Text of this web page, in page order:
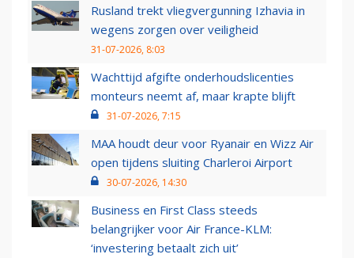
Rusland trekt vliegvergunning Izhavia in
wegens zorgen over veiligheid
31-07-2026, 8:03
Wachttijd afgifte onderhoudslicenties
monteurs neemt af, maar krapte blijft
31-07-2026, 7:15
MAA houdt deur voor Ryanair en Wizz Air
open tijdens sluiting Charleroi Airport
30-07-2026, 14:30
Business en First Class steeds
belangrijker voor Air France-KLM:
‘investering betaalt zich uit’